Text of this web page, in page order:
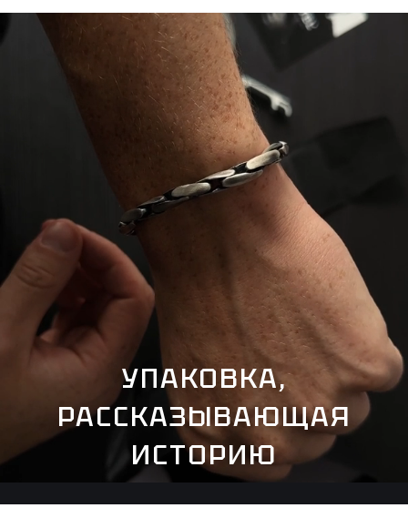
УПАКОВКА,
РАССКАЗЫВАЮЩАЯ
ИСТОРИЮ